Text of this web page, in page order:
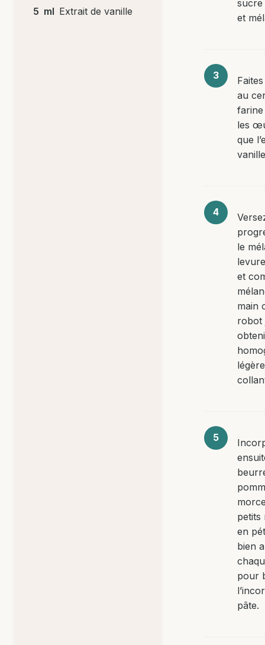
5 ml Extrait de vanille
et
au
les
que
le
et
main
robot
petits
en
bien
pour
pâte.